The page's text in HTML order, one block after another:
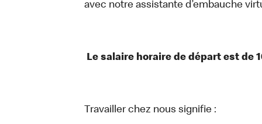
avec notre assistante d’embauche
Le salaire horaire de départ est de
Travailler chez nous signifie :